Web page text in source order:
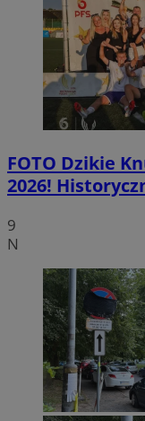
FOTO Dzikie
2026!
9
N